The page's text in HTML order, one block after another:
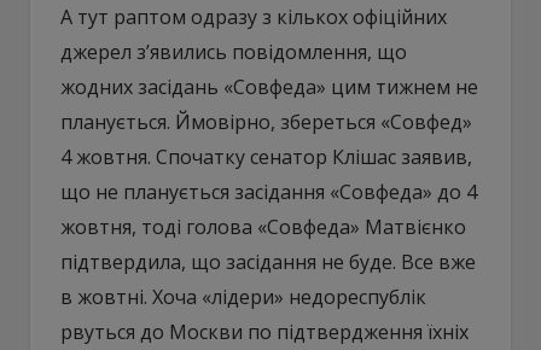
А тут раптом одразу з кількох офіційних
джерел з’явились повідомлення, що
жодних засідань «Совфеда» цим тижнем не
планується. Ймовірно, збереться «Совфед»
4 жовтня. Спочатку сенатор Клішас заявив,
що не планується засідання «Совфеда» до 4
жовтня, тоді голова «Совфеда» Матвієнко
підтвердила, що засідання не буде. Все вже
в жовтні. Хоча «лідери» недореспублік
рвуться до Москви по підтвердження їхніх